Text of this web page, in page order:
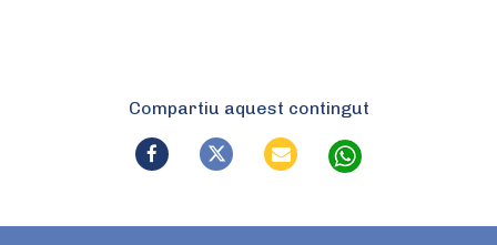
Compartiu aquest contingut